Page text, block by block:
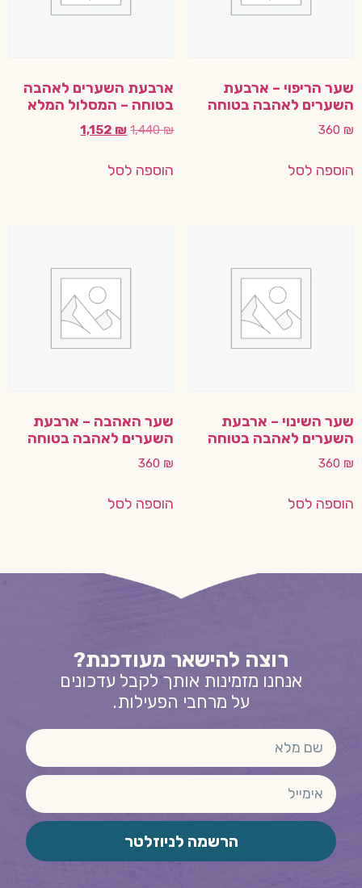
שער הריפוי – ארבעת
השערים לאהבה בטוחה
360 ₪
הוספה לסל
ארבעת השערים לאהבה
בטוחה – המסלול המלא
1,440₪
1,152 ₪
הוספה לסל
שער השינוי – ארבעת
השערים לאהבה בטוחה
360 ₪
הוספה לסל
שער האהבה – ארבעת
השערים לאהבה בטוחה
360 ₪
הוספה לסל
רוצה להישאר מעודכנת?
אנחנו מזמינות אותך לקבל עדכונים
על מרחבי הפעילות.
הרשמה לניוזלטר